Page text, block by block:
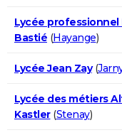
Lycée professionnel
Bastié (Hayange)
Lycée Jean Zay(
Lycée des métiers
Kastler(Stenay)